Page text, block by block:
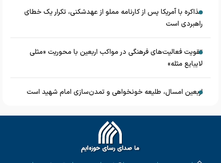
مذاکره با آمریکا پس از کارنامه مملو از عهدشکنی، تکرار یک خطای
راهبردی است
تقویت فعالیت‌های فرهنگی در مواکب اربعین با محوریت «مثلی
لایبایع مثله»
اربعین امسال، طلیعه خونخواهی و تمدن‌سازی امام شهید است